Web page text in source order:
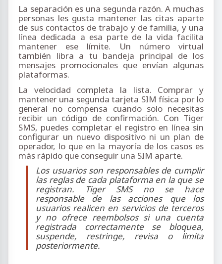
La separación es una segunda razón. A muchas
personas les gusta mantener las citas aparte
de sus contactos de trabajo y de familia, y una
línea dedicada a esa parte de la vida facilita
mantener ese límite. Un número virtual
también libra a tu bandeja principal de los
mensajes promocionales que envían algunas
plataformas.
La velocidad completa la lista. Comprar y
mantener una segunda tarjeta SIM física por lo
general no compensa cuando solo necesitas
recibir un código de confirmación. Con Tiger
SMS, puedes completar el registro en línea sin
configurar un nuevo dispositivo ni un plan de
operador, lo que en la mayoría de los casos es
más rápido que conseguir una SIM aparte.
Los usuarios son responsables de cumplir
las reglas de cada plataforma en la que se
registran. Tiger SMS no se hace
responsable de las acciones que los
usuarios realicen en servicios de terceros
y no ofrece reembolsos si una cuenta
registrada correctamente se bloquea,
suspende, restringe, revisa o limita
posteriormente.